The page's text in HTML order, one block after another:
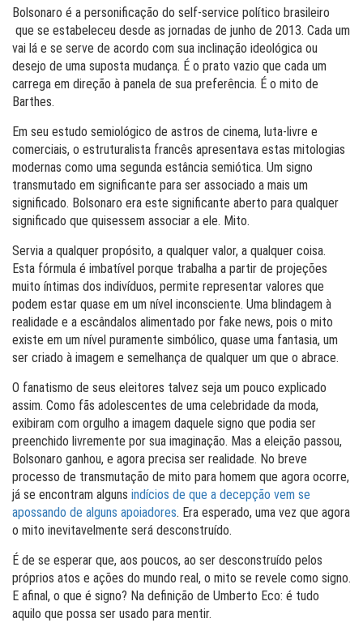
Bolsonaro é a personificação do self-service político brasileiro
que se estabeleceu desde as jornadas de junho de 2013. Cada um
vai lá e se serve de acordo com sua inclinação ideológica ou
desejo de uma suposta mudança. É o prato vazio que cada um
carrega em direção à panela de sua preferência. É o mito de
Barthes.
Em seu estudo semiológico de astros de cinema, luta-livre e
comerciais, o estruturalista francês apresentava estas mitologias
modernas como uma segunda estância semiótica. Um signo
transmutado em significante para ser associado a mais um
significado. Bolsonaro era este significante aberto para qualquer
significado que quisessem associar a ele. Mito.
Servia a qualquer propósito, a qualquer valor, a qualquer coisa.
Esta fórmula é imbatível porque trabalha a partir de projeções
muito íntimas dos indivíduos, permite representar valores que
podem estar quase em um nível inconsciente. Uma blindagem à
realidade e a escândalos alimentado por fake news, pois o mito
existe em um nível puramente simbólico, quase uma fantasia, um
ser criado à imagem e semelhança de qualquer um que o abrace.
O fanatismo de seus eleitores talvez seja um pouco explicado
assim. Como fãs adolescentes de uma celebridade da moda,
exibiram com orgulho a imagem daquele signo que podia ser
preenchido livremente por sua imaginação. Mas a eleição passou,
Bolsonaro ganhou, e agora precisa ser realidade. No breve
processo de transmutação de mito para homem que agora ocorre,
já se encontram alguns indícios de que a decepção vem se
apossando de alguns apoiadores. Era esperado, uma vez que agora
o mito inevitavelmente será desconstruído.
É de se esperar que, aos poucos, ao ser desconstruído pelos
próprios atos e ações do mundo real, o mito se revele como signo.
E afinal, o que é signo? Na definição de Umberto Eco: é tudo
aquilo que possa ser usado para mentir.